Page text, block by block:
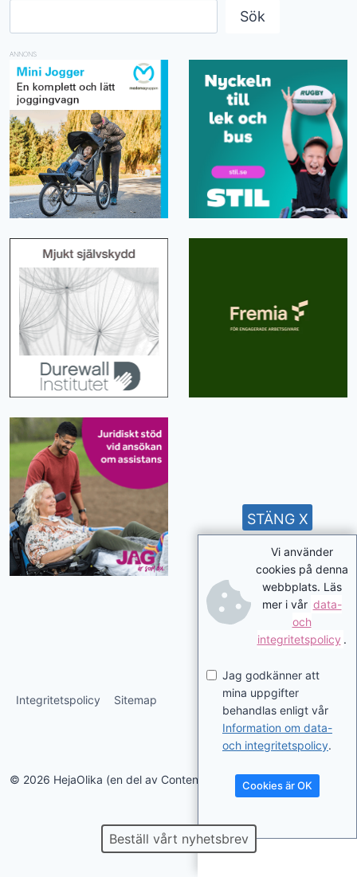
Sök
ANNONS
Integritetspolicy Sitemap
© 2026 HejaOlika (en del av Contentverkstan.se)
Beställ vårt nyhetsbrev
Vi använder
cookies på denna
webbplats. Läs
mer i vår data-
och
integritetspolicy .
Jag godkänner att
mina uppgifter
behandlas enligt vår
Information om data-
och integritetspolicy.
Cookies är OK
STÄNG X